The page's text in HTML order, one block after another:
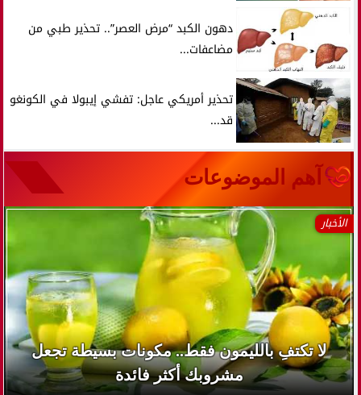
دهون الكبد “مرض العصر”.. تحذير طبي من
مضاعفات...
تحذير أمريكي عاجل: تفشي إيبولا في الكونغو
قد...
آهم الموضوعات
الأخبار
لا تكتفِ بالليمون فقط.. مكونات بسيطة تجعل
مشروبك أكثر فائدة